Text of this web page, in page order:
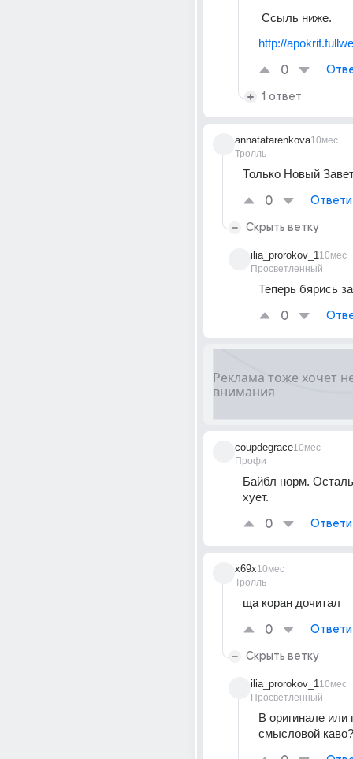
Ссыль ниже.
http://
0
1 ответ
annatatarenkova
Тролль
10мес
Только Новый
0
Скрыть ветку
ilia_prorokov_1
Просветленный
10мес
Теперь бярись
0
coupdegrace
Профи
10мес
Байбл норм.
хует.
0
x69x
Тролль
10мес
ща коран дочитал
0
Скрыть ветку
ilia_prorokov_1
Просветленный
10мес
В оригинале или
смысловой каво?